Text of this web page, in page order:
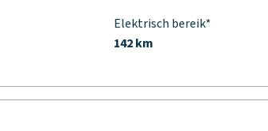
Elektrisch bereik*
142 km